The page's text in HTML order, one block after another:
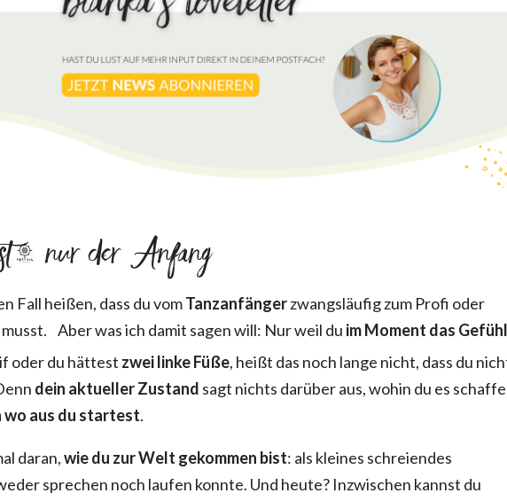
nur der Anfang
Fall heißen, dass du vomTanzanfängerzwangsläufig zum Profi oder
Aber was ich damit sagen will: Nur weil du im Moment das
oder du hättest zwei linke Füße, heißt das noch lange nicht, dass du
dein aktueller Zustand sagt nichts darüber aus, wohin du es
wo aus du startest.
daran,wie du zur Welt gekommen bist: als kleines schreiendes
sprechen noch laufen konnte. Und heute? Inzwischen kannst du